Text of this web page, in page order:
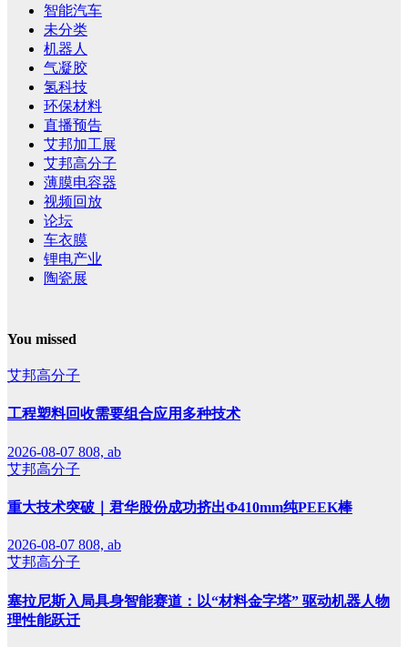
智能汽车
未分类
机器人
气凝胶
氢科技
环保材料
直播预告
艾邦加工展
艾邦高分子
薄膜电容器
视频回放
论坛
车衣膜
锂电产业
陶瓷展
You missed
艾邦高分子
工程塑料回收需要组合应用多种技术
2026-08-07 808, ab
艾邦高分子
重大技术突破｜君华股份成功挤出Φ410mm纯PEEK棒
2026-08-07 808, ab
艾邦高分子
塞拉尼斯入局具身智能赛道：以“材料金字塔” 驱动机器人物
理性能跃迁